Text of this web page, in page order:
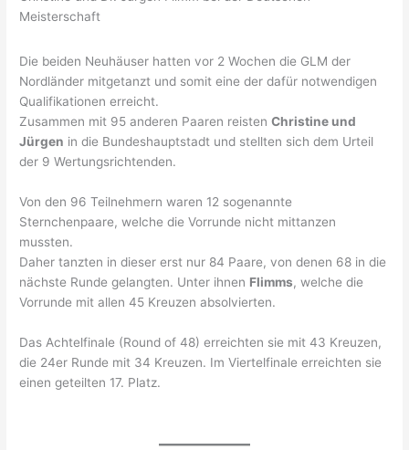
Meisterschaft
Die beiden Neuhäuser hatten vor 2 Wochen die GLM der
Nordländer mitgetanzt und somit eine der dafür notwendigen
Qualifikationen erreicht.
Zusammen mit 95 anderen Paaren reistenChristine und
Jürgen in die Bundeshauptstadt und stellten sich dem Urteil
der 9 Wertungsrichtenden.
Von den 96 Teilnehmern waren 12 sogenannte
Sternchenpaare, welche die Vorrunde nicht mittanzen
mussten.
Daher tanzten in dieser erst nur 84 Paare, von denen 68 in die
nächste Runde gelangten. Unter ihnen Flimms, welche die
Vorrunde mit allen 45 Kreuzen absolvierten.
Das Achtelfinale (Round of 48) erreichten sie mit 43 Kreuzen,
die 24er Runde mit 34 Kreuzen. Im Viertelfinale erreichten sie
einen geteilten 17. Platz.